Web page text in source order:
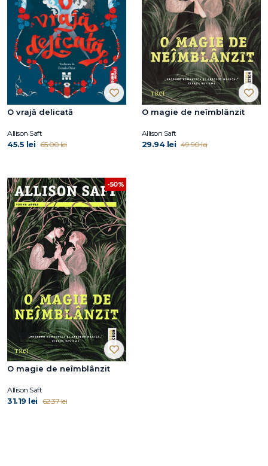
O vrajă delicată
Allison Saft
45.5 lei 65.00 lei
O magie de neîmblânzit
Allison Saft
29.94 lei 49.90 lei
-50%
O magie de neîmblânzit
Allison Saft
31.19 lei 62.37 lei